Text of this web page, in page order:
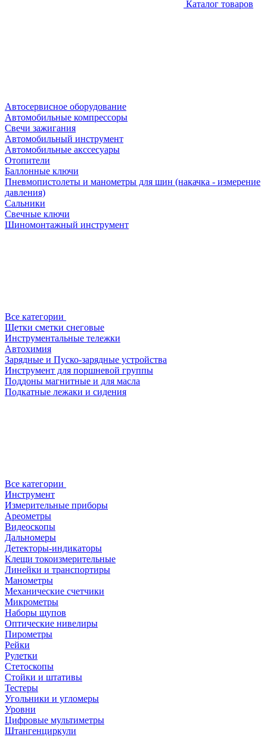
Каталог товаров
Автосервисное оборудование
Автомобильные компрессоры
Свечи зажигания
Автомобильный инструмент
Автомобильные акссесуары
Отопители
Баллонные ключи
Пневмопистолеты и манометры для шин (накачка - измерение
давления)
Сальники
Свечные ключи
Шиномонтажный инструмент
Все категории
Щетки сметки снеговые
Инструментальные тележки
Автохимия
Зарядные и Пуско-зарядные устройства
Инструмент для поршневой группы
Поддоны магнитные и для масла
Подкатные лежаки и сидения
Все категории
Инструмент
Измерительные приборы
Ареометры
Видеоскопы
Дальномеры
Детекторы-индикаторы
Клещи токоизмерительные
Линейки и транспортиры
Манометры
Механические счетчики
Микрометры
Наборы щупов
Оптические нивелиры
Пирометры
Рейки
Рулетки
Стетоскопы
Стойки и штативы
Тестеры
Угольники и угломеры
Уровни
Цифровые мультиметры
Штангенциркули